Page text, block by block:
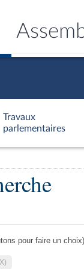
Travaux
parlementaires
pour faire un choix)